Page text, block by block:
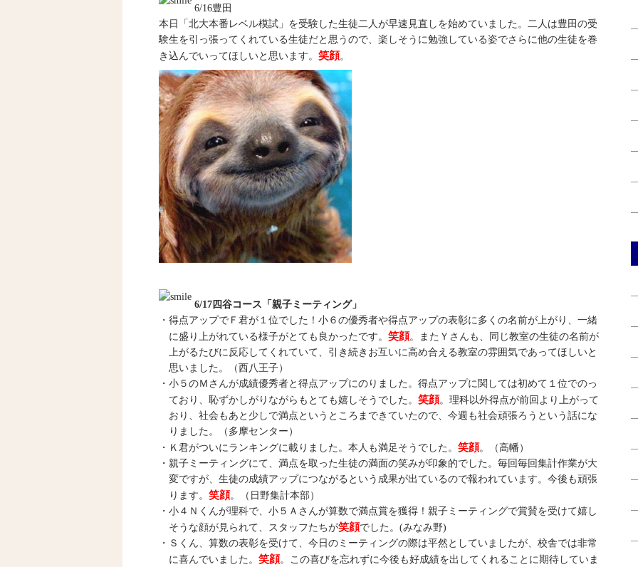
6/16豊田
本日「北大本番レベル模試」を受験した生徒二人が早速見直しを始めていました。二人は豊田の受
験生を引っ張ってくれている生徒だと思うので、楽しそうに勉強している姿でさらに他の生徒を巻
き込んでいってほしいと思います。笑顔。
6/17四谷コース「親子ミーティング」
・得点アップでＦ君が１位でした！小６の優秀者や得点アップの表彰に多くの名前が上がり、一緒
に盛り上がれている様子がとても良かったです。笑顔。またＹさんも、同じ教室の生徒の名前が
上がるたびに反応してくれていて、引き続きお互いに高め合える教室の雰囲気であってほしいと
思いました。（西八王子）
・小５のＭさんが成績優秀者と得点アップにのりました。得点アップに関しては初めて１位でのっ
ており、恥ずかしがりながらもとても嬉しそうでした。笑顔。理科以外得点が前回より上がって
おり、社会もあと少しで満点というところまできていたので、今週も社会頑張ろうという話にな
りました。（多摩センター）
・Ｋ君がついにランキングに載りました。本人も満足そうでした。笑顔。（高幡）
・親子ミーティングにて、満点を取った生徒の満面の笑みが印象的でした。毎回毎回集計作業が大
変ですが、生徒の成績アップにつながるという成果が出ているので報われています。今後も頑張
ります。笑顔。（日野集計本部）
・小４Ｎくんが理科で、小５Ａさんが算数で満点賞を獲得！親子ミーティングで賞賛を受けて嬉し
そうな顔が見られて、スタッフたちが笑顔でした。(みなみ野)
・Ｓくん、算数の表彰を受けて、今日のミーティングの際は平然としていましたが、校舎では非常
に喜んでいました。笑顔。この喜びを忘れずに今後も好成績を出してくれることに期待していま